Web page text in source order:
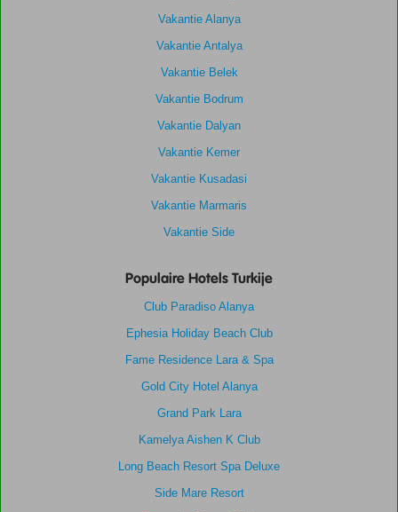
Vakantie Alanya
Vakantie Antalya
Vakantie Belek
Vakantie Bodrum
Vakantie Dalyan
Vakantie Kemer
Vakantie Kusadasi
Vakantie Marmaris
Vakantie Side
Populaire Hotels Turkije
Club Paradiso Alanya
Ephesia Holiday Beach Club
Fame Residence Lara & Spa
Gold City Hotel Alanya
Grand Park Lara
Kamelya Aishen K Club
Long Beach Resort Spa Deluxe
Side Mare Resort